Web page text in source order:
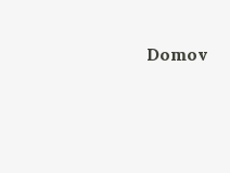
Domov